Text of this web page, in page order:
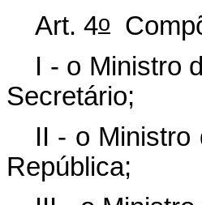
Art. 4o
I - o Ministro
Secretário;
II - o Ministro
República;